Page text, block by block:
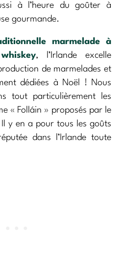
à l’heure du goûter à
gourmande.
marmelade à
, l’Irlande excelle
de marmelades et
dédiées à Noël ! Nous
tout particulièrement les
« Folláin » proposés par le
y en a pour tous les goûts
dans l’Irlande toute